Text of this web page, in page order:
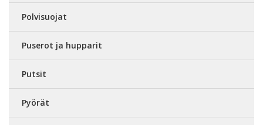
Polvisuojat
Puserot ja hupparit
Putsit
Pyörät